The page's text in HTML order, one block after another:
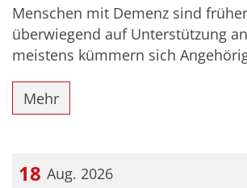
Menschen mit Demenz sind
überwiegend auf Unterstützung
meistens kümmern sich
Mehr
18 Aug. 2026